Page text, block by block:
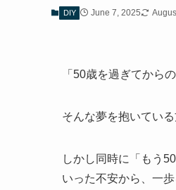
DIY June 7, 2025
「50歳を過ぎてから
そんな夢を抱いてい
しかし同時に「もう
いった不安から、一